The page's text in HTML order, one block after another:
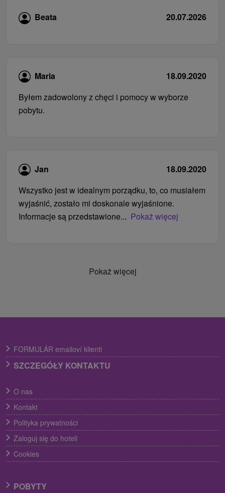
Beata 20.07.2026
Maria
18.09.2020
Byłem zadowolony z chęci i pomocy w wyborze
pobytu.
Jan
18.09.2020
Wszystko jest w idealnym porządku, to, co musiałem
wyjaśnić, zostało mi doskonale wyjaśnione.
Informacje są przedstawione... Pokaż więcej
Pokaż więcej
FORMULÁR emailoví klienti
SZCZEGÓŁY KONTAKTU
O nas
Kontakt
Polityka prywatności
Zaloguj się do hoteli
Cookies
POBYTY